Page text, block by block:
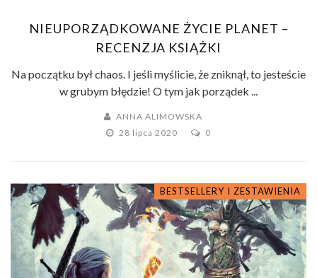
NIEUPORZĄDKOWANE ŻYCIE PLANET –
RECENZJA KSIĄŻKI
Na początku był chaos. I jeśli myślicie, że zniknął, to jesteście
w grubym błędzie! O tym jak porządek ...
ANNA ALIMOWSKA
28 lipca 2020
0
BESTSELLERY I ZESTAWIENIA